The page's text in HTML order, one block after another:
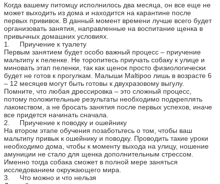
Когда вашему питомцу исполнилось два месяца, он все еще не
может выходить из дома и находится на карантине после
первых прививок. В данный момент времени лучше всего будет
организовать занятия, направленные на воспитание щенка в
привычных домашних условиях.
1. Приучение к туалету
Первым занятием будет особо важный процесс – приучение
мальтипу к пеленке. Не торопитесь приучать собаку к улице и
миновать этап пеленки, так как щенок просто физиологически
будет не готов к прогулкам. Малыши Maltipoo лишь в возрасте 6
– 12 месяцев могут быть готовы к двухразовому выгулу.
Помните, что любая дрессировка – это сложный процесс,
потому положительные результаты необходимо подкреплять
лакомством, а не бросать занятия после первых успехов, иначе
все придется начинать сначала.
2. Приучение к поводку и ошейнику
На втором этапе обучения позаботьтесь о том, чтобы ваш
мальтипу привык к ошейнику и поводку. Проводить такие уроки
необходимо дома, чтобы к моменту выхода на улицу, ношение
амуниции не стало для щенка дополнительным стрессом.
Именно тогда собака сможет в полной мере заняться
исследованием окружающего мира.
3. Что можно и что нельзя